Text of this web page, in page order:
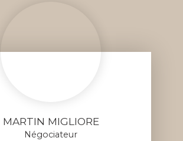
MARTIN MIGLIORE
Négociateur